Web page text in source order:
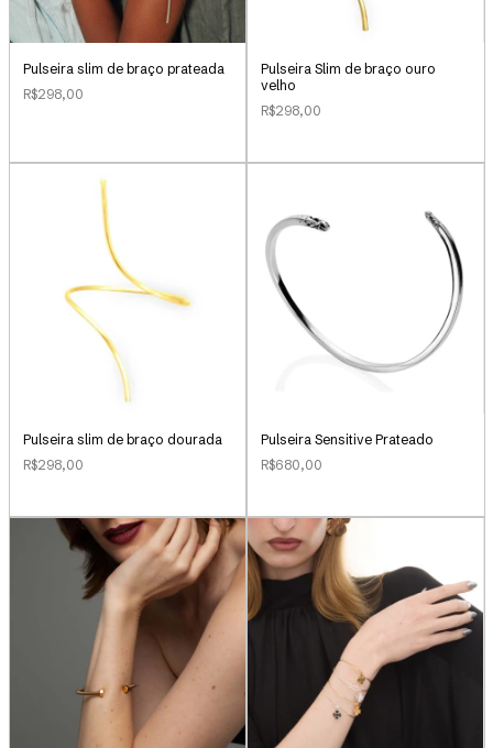
Pulseira slim de braço prateada
R$298,00
Pulseira Slim de braço ouro
velho
R$298,00
Pulseira slim de braço dourada
R$298,00
Pulseira Sensitive Prateado
R$680,00